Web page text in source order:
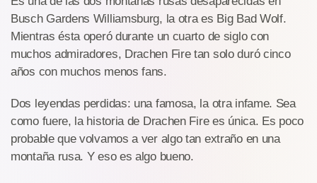
Busch Gardens Williamsburg, la otra es Big Bad Wolf.
Mientras ésta operó durante un cuarto de siglo con
muchos admiradores, Drachen Fire tan solo duró cinco
años con muchos menos fans.
Dos leyendas perdidas: una famosa, la otra infame. Sea
como fuere, la historia de Drachen Fire es única. Es poco
probable que volvamos a ver algo tan extraño en una
montaña rusa. Y eso es algo bueno.